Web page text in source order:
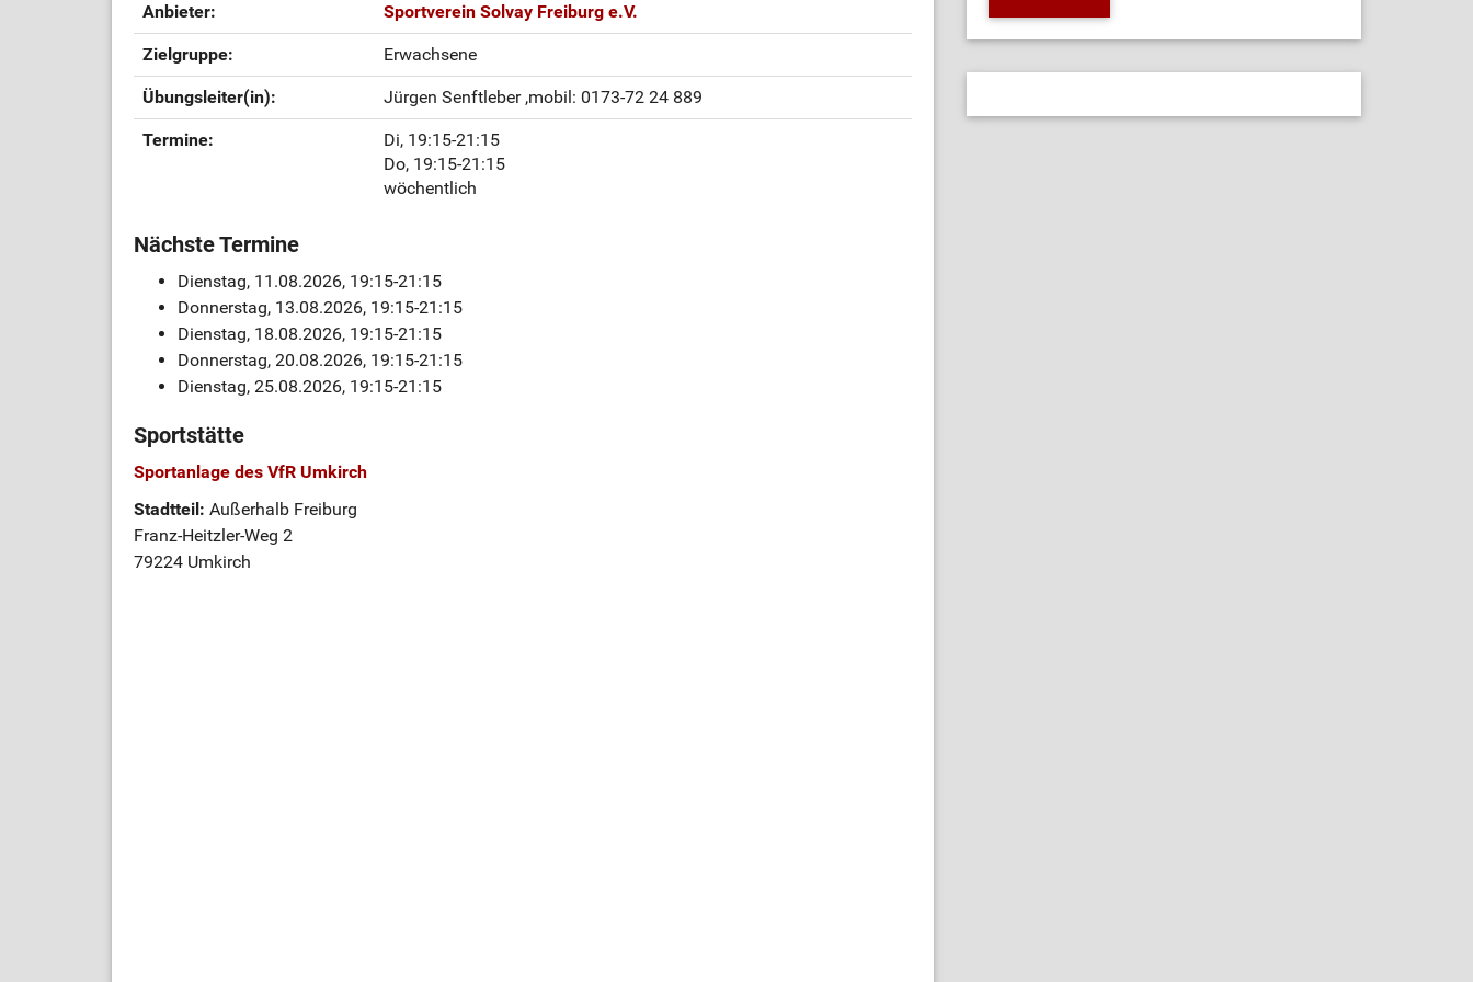
Anbieter: Sportverein Solvay Freiburg e.V.
Zielgruppe: Erwachsene
Übungsleiter(in): Jürgen Senftleber ,mobil: 0173-72 24 889
Termine:
Di, 19:15-21:15
Do, 19:15-21:15
wöchentlich
Nächste Termine
Dienstag, 11.08.2026, 19:15-21:15
Donnerstag, 13.08.2026, 19:15-21:15
Dienstag, 18.08.2026, 19:15-21:15
Donnerstag, 20.08.2026, 19:15-21:15
Dienstag, 25.08.2026, 19:15-21:15
Sportstätte
Sportanlage des VfR Umkirch
Stadtteil: Außerhalb Freiburg
Franz-Heitzler-Weg 2
79224 Umkirch